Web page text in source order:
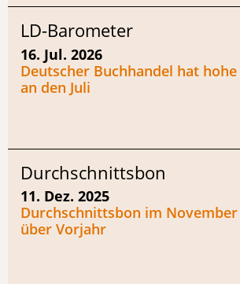
LD-Barometer
16. Jul. 2026
Deutscher Buchhandel hat
an den Juli
Durchschnittsbon
11. Dez. 2025
Durchschnittsbon im
über Vorjahr